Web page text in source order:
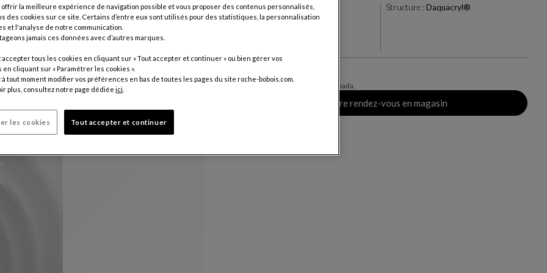
Structure : Daquacryl®
Coloris :Blanc
$ 17,050
Prix hors livraison, valable au Canada.
Prendre rendez-vous en magasin
offrir la meilleure expérience de navigation possible et vous proposer des contenus personnalisés,
des cookies sur ce site. Certains d’entre eux sont utilisés pour des statistiques, la personnalisation
et l'analyse de notre communication.
jamais ces données avec d’autres marques.
accepter tous les cookies en cliquant sur « Tout accepter et continuer » ou bien gérer vos
cliquant sur « Paramétrer les cookies ».
à tout moment modifier vos préférences en bas de toutes les pages du site roche-bobois.com.
plus, consultez notre page dédiée ici
les cookies Tout accepter et continuer